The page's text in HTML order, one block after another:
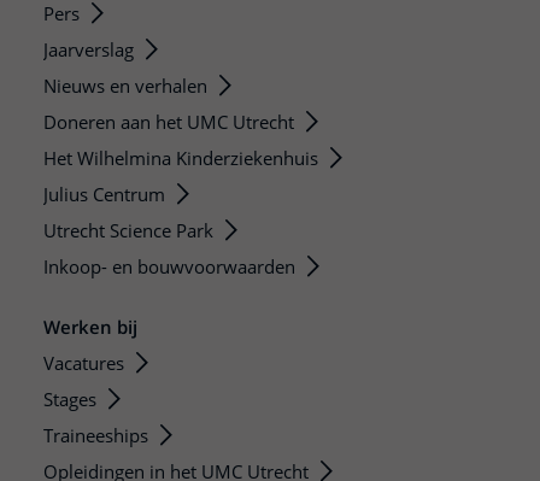
Pers
Jaarverslag
Nieuws en verhalen
Doneren aan het UMC Utrecht
Het Wilhelmina Kinderziekenhuis
Julius Centrum
Utrecht Science Park
Inkoop- en bouwvoorwaarden
Werken bij
Vacatures
Stages
Traineeships
Opleidingen in het UMC Utrecht